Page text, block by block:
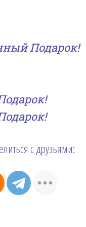
Подарок!
с друзьями: